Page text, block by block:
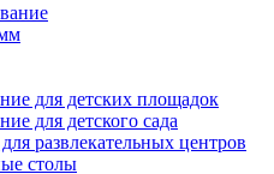
для детских площадок
для детского сада
развлекательных центров
столы